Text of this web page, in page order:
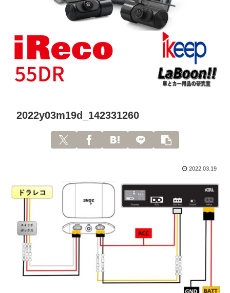
2022y03m19d_142331260
2022.03.19